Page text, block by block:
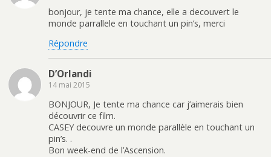
bonjour, je tente ma chance, elle a decouvert le
monde parrallele en touchant un pin’s, merci
Répondre
D’Orlandi
14 mai 2015
BONJOUR, Je tente ma chance car j’aimerais bien
découvrir ce film.
CASEY decouvre un monde parallèle en touchant un
pin’s. .
Bon week-end de l’Ascension.